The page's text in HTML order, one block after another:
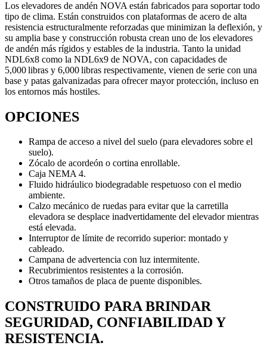
Los elevadores de andén NOVA están fabricados para soportar todo
tipo de clima. Están construidos con plataformas de acero de alta
resistencia estructuralmente reforzadas que minimizan la deflexión, y
su amplia base y construcción robusta crean uno de los elevadores
de andén más rígidos y estables de la industria. Tanto la unidad
NDL6x8 como la NDL6x9 de NOVA, con capacidades de
5,000 libras y 6,000 libras respectivamente, vienen de serie con una
base y patas galvanizadas para ofrecer mayor protección, incluso en
los entornos más hostiles.
OPCIONES
Rampa de acceso a nivel del suelo (para elevadores sobre el
suelo).
Zócalo de acordeón o cortina enrollable.
Caja NEMA 4.
Fluido hidráulico biodegradable respetuoso con el medio
ambiente.
Calzo mecánico de ruedas para evitar que la carretilla
elevadora se desplace inadvertidamente del elevador mientras
está elevada.
Interruptor de límite de recorrido superior: montado y
cableado.
Campana de advertencia con luz intermitente.
Recubrimientos resistentes a la corrosión.
Otros tamaños de placa de puente disponibles.
CONSTRUIDO PARA BRINDAR
SEGURIDAD, CONFIABILIDAD Y
RESISTENCIA.